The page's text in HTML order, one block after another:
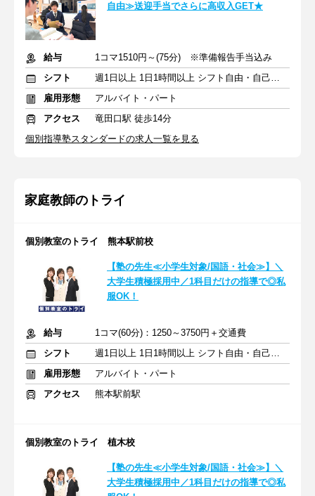
自由≫送迎手当でさらに高収入GET★
給与
1コマ1510円～(75分) ※準備報告手当込み
シフト
週1日以上 1日1時間以上 シフト自由・自己申告
雇用形態
アルバイト・パート
アクセス
竜田口駅 徒歩14分
個別指導塾スタンダードの求人一覧を見る
家庭教師のトライ
個別教室のトライ 熊本駅前校
【塾の先生≪小学生対象/国語・社会≫】＼
大学生積極採用中／1科目だけの指導で◎私
服OK！
給与
1コマ(60分)：1250～3750円＋交通費
シフト
週1日以上 1日1時間以上 シフト自由・自己申告
雇用形態
アルバイト・パート
アクセス
熊本駅前駅
個別教室のトライ 植木校
【塾の先生≪小学生対象/国語・社会≫】＼
大学生積極採用中／1科目だけの指導で◎私